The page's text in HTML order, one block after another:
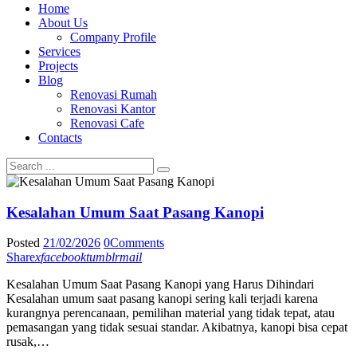
Home
About Us
Company Profile
Services
Projects
Blog
Renovasi Rumah
Renovasi Kantor
Renovasi Cafe
Contacts
Kesalahan Umum Saat Pasang Kanopi
Posted 21/02/2026 0Comments
Sharexfacebooktumblrmail
Kesalahan Umum Saat Pasang Kanopi yang Harus Dihindari
Kesalahan umum saat pasang kanopi sering kali terjadi karena
kurangnya perencanaan, pemilihan material yang tidak tepat, atau
pemasangan yang tidak sesuai standar. Akibatnya, kanopi bisa cepat
rusak,…